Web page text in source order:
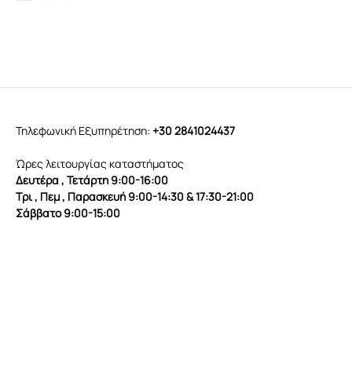
Τηλεφωνική Εξυπηρέτηση: +30 2841024437
Ώρες λειτουργίας καταστήματος
Δευτέρα , Τετάρτη 9:00-16:00
Τρι , Πεμ , Παρασκευή 9:00-14:30 & 17:30-21:00
Σάββατο 9:00-15:00